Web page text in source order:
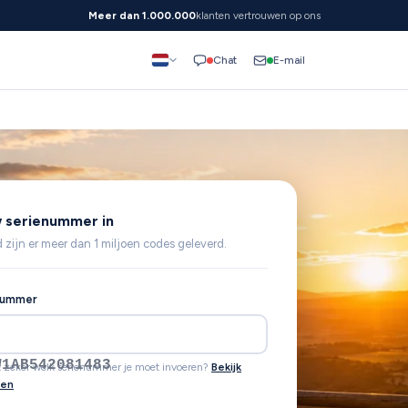
Meer dan 1.000.000klanten vertrouwen op ons
Chat E-mail
serienummer in
zijn er meer dan 1 miljoen codes geleverd.
zeker welk serienummer je moet invoeren? Bekijk